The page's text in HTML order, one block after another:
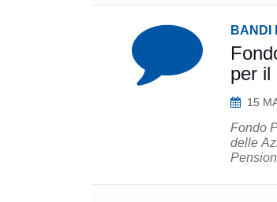
BANDI
Fondo
per il
15
Fondo
delle